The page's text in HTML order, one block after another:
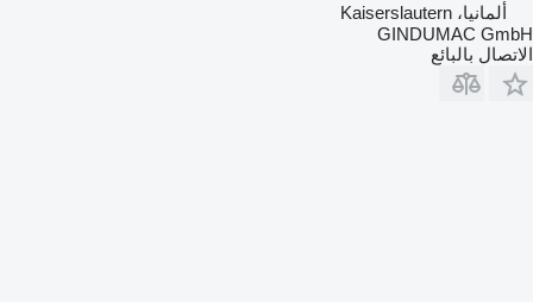
ألمانيا، Kaiserslautern
GINDUMAC GmbH
الاتصال بالبائع